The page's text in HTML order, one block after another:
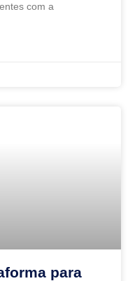
com a
para